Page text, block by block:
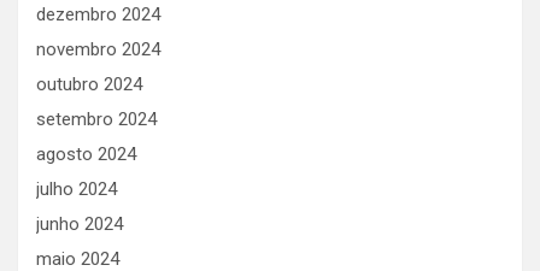
dezembro 2024
novembro 2024
outubro 2024
setembro 2024
agosto 2024
julho 2024
junho 2024
maio 2024